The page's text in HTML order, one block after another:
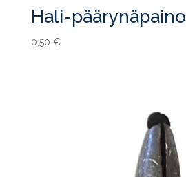
Hali-päärynäpaino
0,50 €